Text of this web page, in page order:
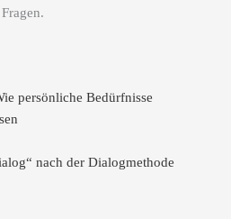
persönliche Bedürfnisse
nach der Dialogmethode